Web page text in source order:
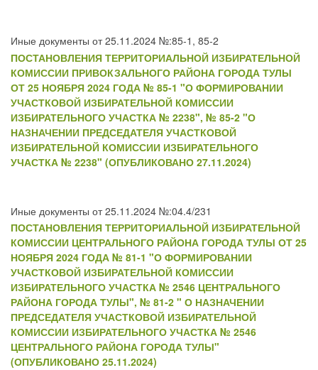
Иные документы от 25.11.2024 №:85-1, 85-2
ПОСТАНОВЛЕНИЯ ТЕРРИТОРИАЛЬНОЙ ИЗБИРАТЕЛЬНОЙ
КОМИССИИ ПРИВОКЗАЛЬНОГО РАЙОНА ГОРОДА ТУЛЫ
ОТ 25 НОЯБРЯ 2024 ГОДА № 85-1 "О ФОРМИРОВАНИИ
УЧАСТКОВОЙ ИЗБИРАТЕЛЬНОЙ КОМИССИИ
ИЗБИРАТЕЛЬНОГО УЧАСТКА № 2238", № 85-2 "О
НАЗНАЧЕНИИ ПРЕДСЕДАТЕЛЯ УЧАСТКОВОЙ
ИЗБИРАТЕЛЬНОЙ КОМИССИИ ИЗБИРАТЕЛЬНОГО
УЧАСТКА № 2238" (ОПУБЛИКОВАНО 27.11.2024)
Иные документы от 25.11.2024 №:04.4/231
ПОСТАНОВЛЕНИЯ ТЕРРИТОРИАЛЬНОЙ ИЗБИРАТЕЛЬНОЙ
КОМИССИИ ЦЕНТРАЛЬНОГО РАЙОНА ГОРОДА ТУЛЫ ОТ 25
НОЯБРЯ 2024 ГОДА № 81-1 "О ФОРМИРОВАНИИ
УЧАСТКОВОЙ ИЗБИРАТЕЛЬНОЙ КОМИССИИ
ИЗБИРАТЕЛЬНОГО УЧАСТКА № 2546 ЦЕНТРАЛЬНОГО
РАЙОНА ГОРОДА ТУЛЫ", № 81-2 " О НАЗНАЧЕНИИ
ПРЕДСЕДАТЕЛЯ УЧАСТКОВОЙ ИЗБИРАТЕЛЬНОЙ
КОМИССИИ ИЗБИРАТЕЛЬНОГО УЧАСТКА № 2546
ЦЕНТРАЛЬНОГО РАЙОНА ГОРОДА ТУЛЫ"
(ОПУБЛИКОВАНО 25.11.2024)